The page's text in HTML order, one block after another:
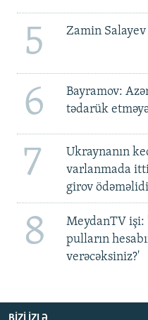
5 Zamin Salayev
6
Bayramov:
tədarük
7
Ukraynanın
varlanmada
girov
8
MeydanTV işi:
pulların
verəcəksiniz?'